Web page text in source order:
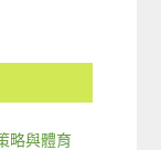
略與體育